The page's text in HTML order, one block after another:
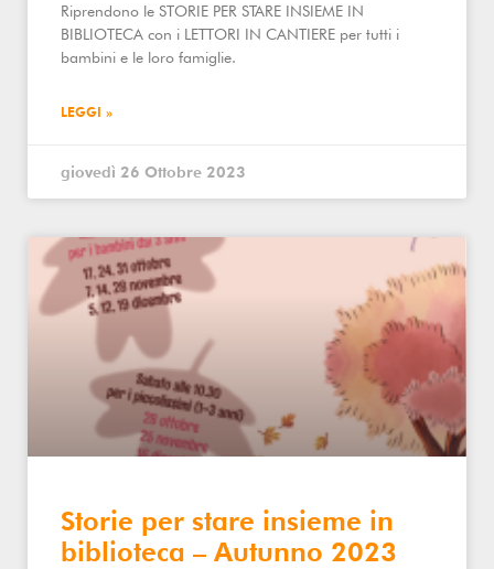
Riprendono le STORIE PER STARE INSIEME IN
BIBLIOTECA con i LETTORI IN CANTIERE per tutti i
bambini e le loro famiglie.
LEGGI »
giovedì 26 Ottobre 2023
Storie per stare insieme in
biblioteca – Autunno 2023